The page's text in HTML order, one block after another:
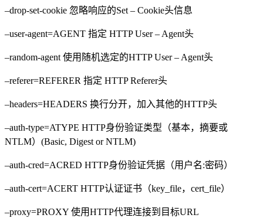
–drop-set-cookie 忽略响应的Set – Cookie头信息
–user-agent=AGENT 指定 HTTP User – Agent头
–random-agent 使用随机选定的HTTP User – Agent头
–referer=REFERER 指定 HTTP Referer头
–headers=HEADERS 换行分开，加入其他的HTTP头
–auth-type=ATYPE HTTP身份验证类型（基本，摘要或
NTLM）(Basic, Digest or NTLM)
–auth-cred=ACRED HTTP身份验证凭据（用户名:密码）
–auth-cert=ACERT HTTP认证证书（key_file，cert_file）
–proxy=PROXY 使用HTTP代理连接到目标URL